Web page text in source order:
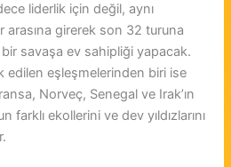
liderlik için değil, aynı
arasına girerek son 32 turuna
savaşa ev sahipliği yapacak.
edilen eşleşmelerinden biri ise
Norveç, Senegal ve Irak’ın
farklı ekollerini ve dev yıldızlarını